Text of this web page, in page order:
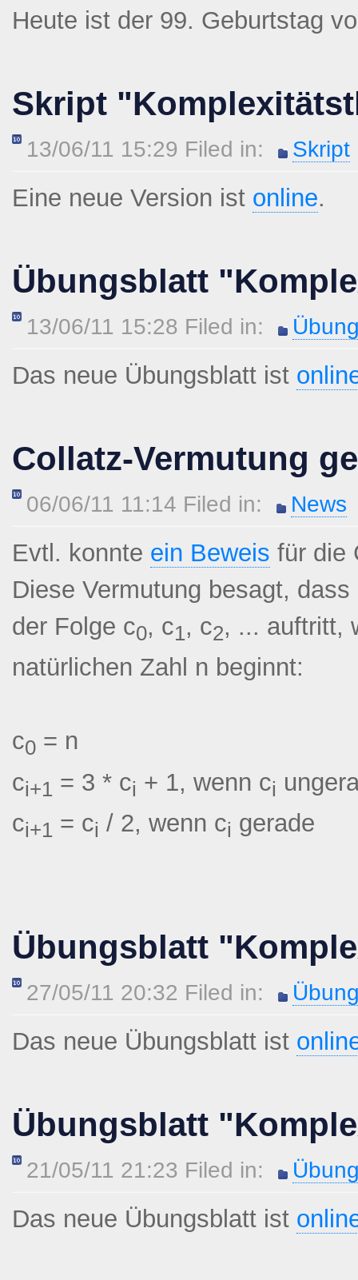
Heute ist der 99. Geburtstag
Skript
13/06/11 15:29 Filed in: Skript
Eine neue Version ist online.
Übungsblatt
13/06/11 15:28 Filed in:
Das neue Übungsblatt ist
Collatz-Vermutung
06/06/11 11:14 Filed in: News
Evtl. konnte ein Beweis für die
Diese Vermutung besagt,
der Folge c0, c1, c2, ... auftritt,
natürlichen Zahl n beginnt:
c0 = n
ci+1 = 3 * ci + 1, wenn ci
ci+1 = ci / 2, wenn ci gerade
Übungsblatt
27/05/11 20:32 Filed in:
Das neue Übungsblatt ist
Übungsblatt
21/05/11 21:23 Filed in:
Das neue Übungsblatt ist